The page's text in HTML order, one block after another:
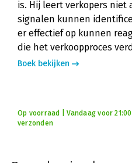
is. Hij leert verkopers niet
signalen kunnen
er effectief op kunnen
die het verkoopproces
Boek bekijken
Op voorraad | Vandaag voor
verzonden